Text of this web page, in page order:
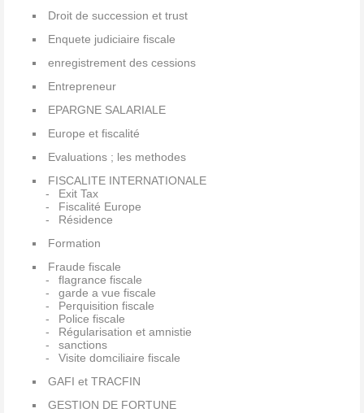
Droit de succession et trust
Enquete judiciaire fiscale
enregistrement des cessions
Entrepreneur
EPARGNE SALARIALE
Europe et fiscalité
Evaluations ; les methodes
FISCALITE INTERNATIONALE
Exit Tax
Fiscalité Europe
Résidence
Formation
Fraude fiscale
flagrance fiscale
garde a vue fiscale
Perquisition fiscale
Police fiscale
Régularisation et amnistie
sanctions
Visite domciliaire fiscale
GAFI et TRACFIN
GESTION DE FORTUNE